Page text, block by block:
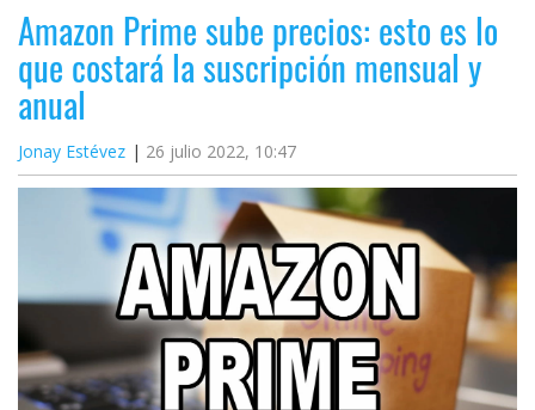
Ofertas
Apps
Redes
sociales
Plataformas
streaming
Operadores
Amazon Prime sube precios: esto es lo
que costará la suscripción mensual y
anual
Jonay Estévez 26 julio 2022, 10:47